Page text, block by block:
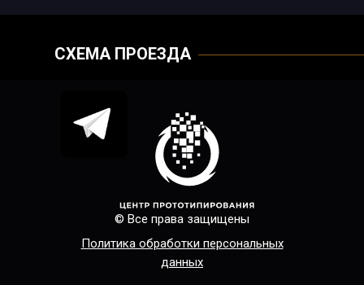
СХЕМА ПРОЕЗДА
© Все права защищены
Политика обработки персональных
данных